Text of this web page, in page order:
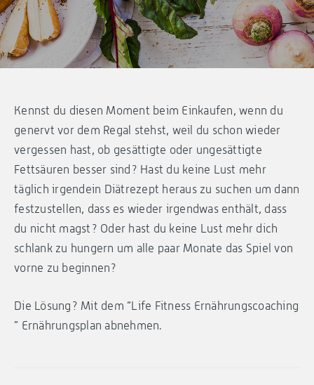
Kennst du diesen Moment beim Einkaufen, wenn du
genervt vor dem Regal stehst, weil du schon wieder
vergessen hast, ob gesättigte oder ungesättigte
Fettsäuren besser sind? Hast du keine Lust mehr
täglich irgendein Diätrezept heraus zu suchen um dann
festzustellen, dass es wieder irgendwas enthält, dass
du nicht magst? Oder hast du keine Lust mehr dich
schlank zu hungern um alle paar Monate das Spiel von
vorne zu beginnen?
Die Lösung? Mit dem “Life Fitness Ernährungscoaching
” Ernährungsplan abnehmen.